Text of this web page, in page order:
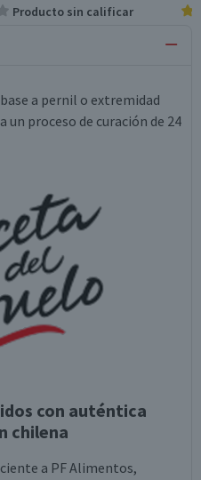
Producto sin calificar
a pernil o extremidad
proceso de curación de 24
con auténtica
chilena
a PF Alimentos,